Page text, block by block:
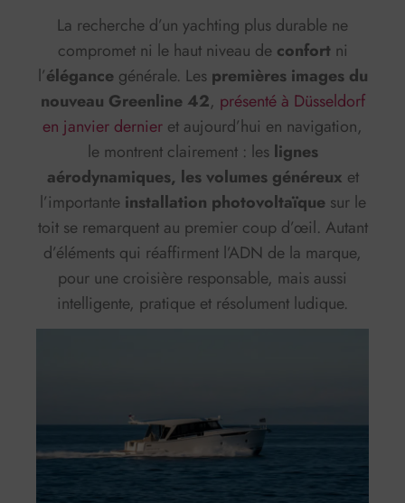
La recherche d’un yachting plus durable ne
compromet ni le haut niveau de confort ni
l’élégancegénérale. Les premières images du
nouveau Greenline 42, présenté à Düsseldorf
en janvier dernier et aujourd’hui en navigation,
le montrent clairement : les lignes
aérodynamiques, les volumes généreux et
l’importante installation photovoltaïquesur le
toit se remarquent au premier coup d’œil. Autant
d’éléments qui réaffirment l’ADN de la marque,
pour une croisière responsable, mais aussi
intelligente, pratique et résolument ludique.